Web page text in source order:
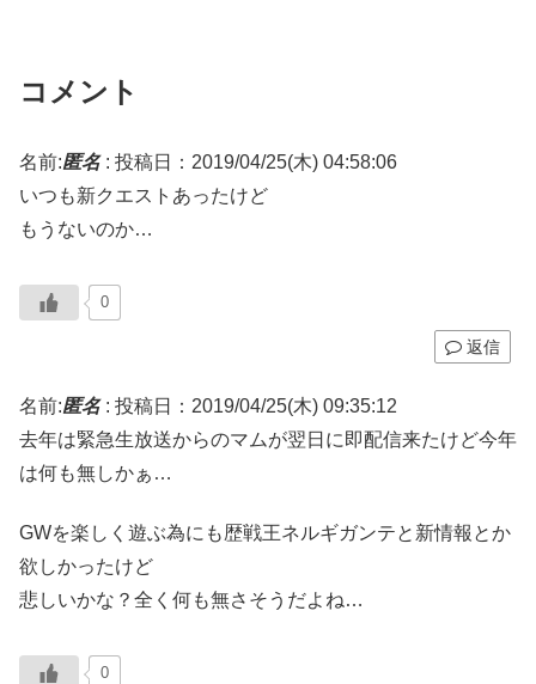
コメント
名前:匿名: 投稿日：2019/04/25(木) 04:58:06
いつも新クエストあったけど
もうないのか…
0
返信
名前:匿名: 投稿日：2019/04/25(木) 09:35:12
去年は緊急生放送からのマムが翌日に即配信来たけど今年
は何も無しかぁ…
GWを楽しく遊ぶ為にも歴戦王ネルギガンテと新情報とか
欲しかったけど
悲しいかな？全く何も無さそうだよね…
0